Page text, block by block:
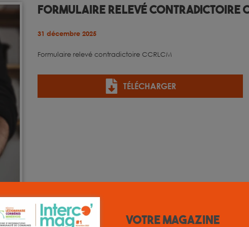
Formulaire relevé contradictoire
31 décembre 2025
Formulaire relevé contradictoire CCRLCM
TÉLÉCHARGER
Votre magazine